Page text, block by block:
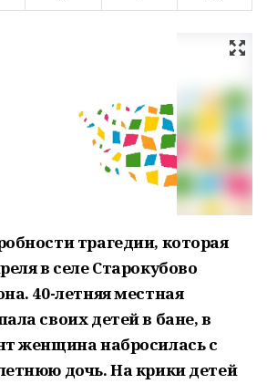
трагедии, которая
в селе Старокубово
40-летняя местная
своих детей в бане, в
женщина набросилась с
дочь. На крики детей